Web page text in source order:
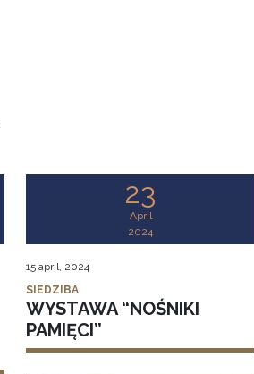
23
April
2024
15 april, 2024
SIEDZIBA
WYSTAWA “NOŚNIKI
PAMIĘCI”